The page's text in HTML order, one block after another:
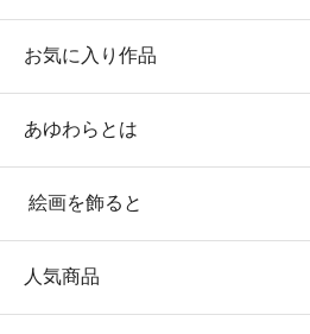
お気に入り作品
あゆわらとは
絵画を飾ると
人気商品